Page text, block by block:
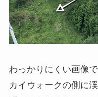
わっかりにくい画像
カイウォークの側に